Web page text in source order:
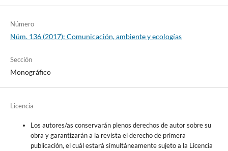
Número
Núm. 136 (2017): Comunicación, ambiente y ecologías
Sección
Monográfico
Licencia
Los autores/as conservarán plenos derechos de autor sobre su
obra y garantizarán a la revista el derecho de primera
publicación, el cuál estará simultáneamente sujeto a la Licencia